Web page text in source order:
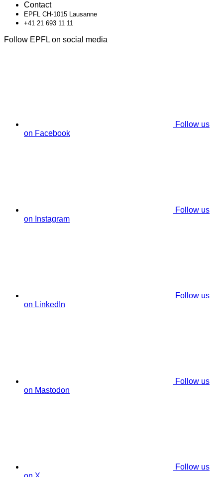
Contact
EPFL CH-1015 Lausanne
+41 21 693 11 11
Follow EPFL on social media
Follow us
on Facebook
Follow us
on Instagram
Follow us
on LinkedIn
Follow us
on Mastodon
Follow us